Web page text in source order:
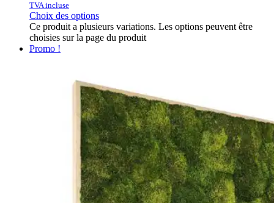
TVA incluse
Choix des options
Ce produit a plusieurs variations. Les options peuvent être
choisies sur la page du produit
Promo !